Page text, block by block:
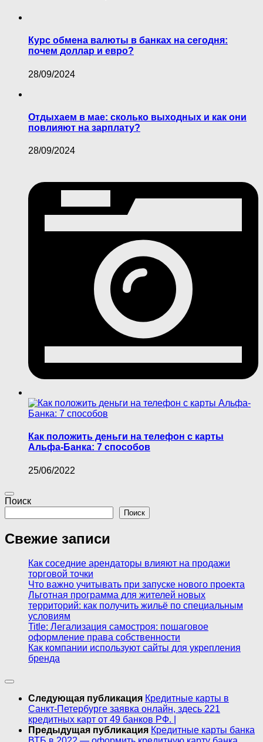
Курс обмена валюты в банках на сегодня:
почем доллар и евро?
28/09/2024
Отдыхаем в мае: сколько выходных и как они
повлияют на зарплату?
28/09/2024
Как положить деньги на телефон с карты
Альфа-Банка: 7 способов
25/06/2022
Поиск
Поиск
Свежие записи
Как соседние арендаторы влияют на продажи
торговой точки
Что важно учитывать при запуске нового проекта
Льготная программа для жителей новых
территорий: как получить жильё по специальным
условиям
Title: Легализация самостроя: пошаговое
оформление права собственности
Как компании используют сайты для укрепления
бренда
Следующая публикация Кредитные карты в
Санкт-Петербурге заявка онлайн, здесь 221
кредитных карт от 49 банков РФ. |
Предыдущая публикация Кредитные карты банка